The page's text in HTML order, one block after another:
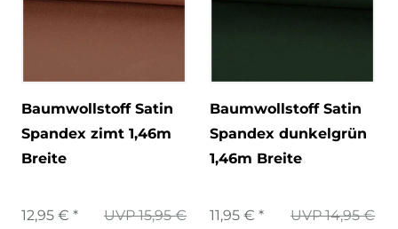
Baumwollstoff Satin
Spandex zimt 1,46m
Breite
UVP 15,95 €
12,95 € *
Baumwollstoff Satin
Spandex dunkelgrün
1,46m Breite
UVP 14,95 €
11,95 € *